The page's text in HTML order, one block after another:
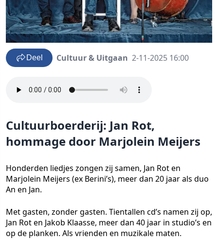
Deel Cultuur & Uitgaan 2-11-2025 16:00
Cultuurboerderij: Jan Rot,
hommage door Marjolein Meijers
Honderden liedjes zongen zij samen, Jan Rot en
Marjolein Meijers (ex Berini’s), meer dan 20 jaar als duo
An en Jan.
Met gasten, zonder gasten. Tientallen cd’s namen zij op,
Jan Rot en Jakob Klaasse, meer dan 40 jaar in studio’s en
op de planken. Als vrienden en muzikale maten.